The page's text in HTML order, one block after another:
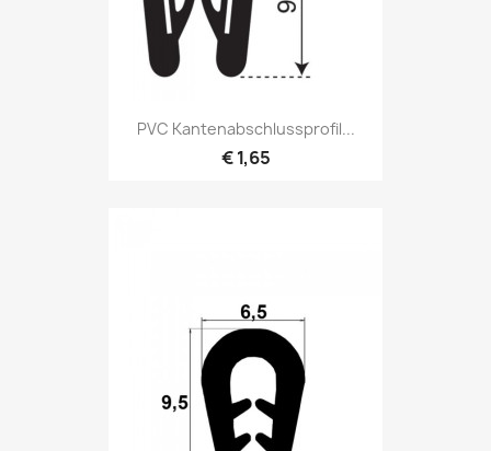
PVC Kantenabschlussprofil...
€ 1,65